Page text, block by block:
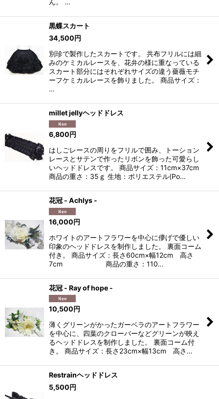
ん。 …
黒蝶スカート
34,500 円
別珍で製作したスカートです。 共布フリルには細
みのケミカルレースを、花弁の様に重なっている
スカート部分にはそれぞれサイズの違う薔薇モチ
ーフケミカルレースを飾りました。 商品サイズ：
…
millet jellyヘッドドレス
6,800円
はしごレースの周りをフリルで囲み、トーション
レースとサテンで作ったリボンを飾った可愛らし
いヘッドドレスです。 商品サイズ：11cm×37cm
商品の重さ：35ｇ 生地：ポリエステル(Po…
花冠 - Achlys -
16,000円
ホワイトのアートフラワーを中心に儚げで優しい
印象のヘッドドレスを制作しました。 裏面コーム
付き。 商品サイズ：長さ60cm×幅12cm 高さ
7cm 商品の重さ：110…
花冠 - Ray of hope -
10,500 円
薄くグリーンがかったガーベラのアートフラワー
を中心に、四葉のクローバーなどグリーンが映え
るヘッドドレスを制作しました。 裏面コーム付
き。 商品サイズ：長さ23cm×幅13cm 高さ…
Restrainヘッドドレス
5,500 円